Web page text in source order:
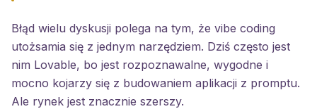
Błąd wielu dyskusji polega na tym, że vibe coding
utożsamia się z jednym narzędziem. Dziś często jest
nim Lovable, bo jest rozpoznawalne, wygodne i
mocno kojarzy się z budowaniem aplikacji z promptu.
Ale rynek jest znacznie szerszy.